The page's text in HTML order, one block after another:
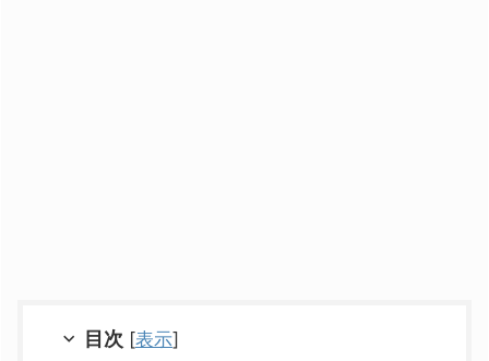
目次 [表示]